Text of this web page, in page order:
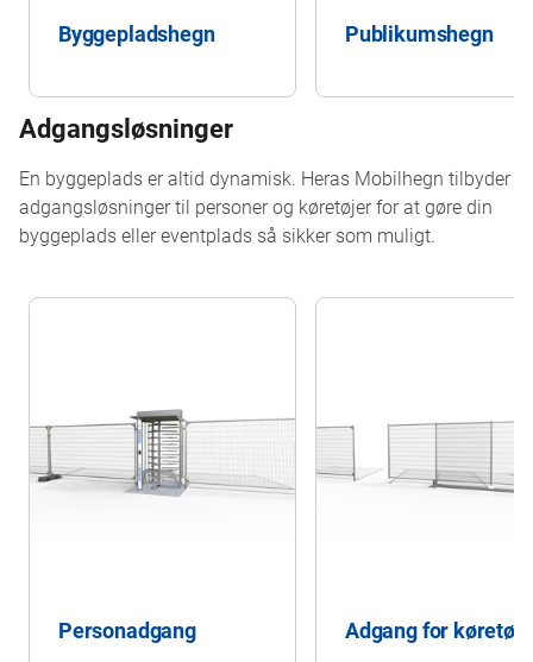
Byggepladshegn Publikumshegn
Adgangsløsninger
En byggeplads er altid dynamisk. Heras Mobilhegn tilbyder
adgangsløsninger til personer og køretøjer for at gøre din
byggeplads eller eventplads så sikker som muligt.
Personadgang Adgang for